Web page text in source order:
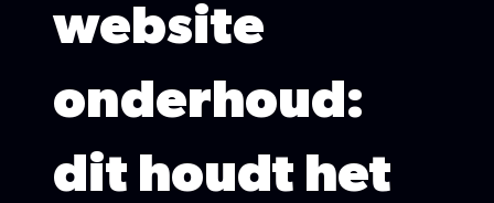
website
onderhoud:
dit houdt het